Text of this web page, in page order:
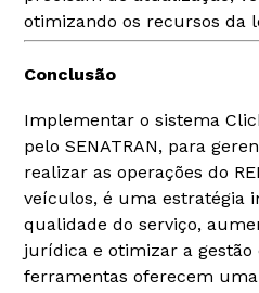
otimizando os recursos da
Conclusão
Implementar o sistema
pelo SENATRAN, para
realizar as operações do
veículos, é uma estratégia
qualidade do serviço,
jurídica e otimizar a gestão
ferramentas oferecem